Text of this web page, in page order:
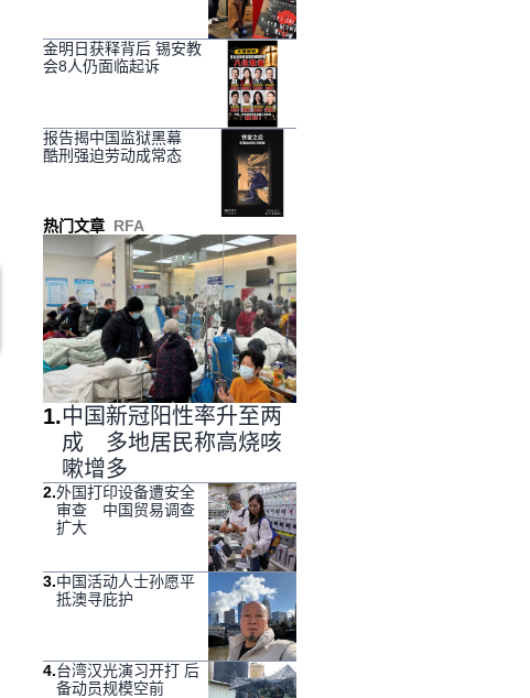
金明日获释背后 锡安教
会8人仍面临起诉
报告揭中国监狱黑幕
酷刑强迫劳动成常态
热门文章 RFA
1.中国新冠阳性率升至两
成 多地居民称高烧咳
嗽增多
2.外国打印设备遭安全
审查 中国贸易调查
扩大
3.中国活动人士孙愿平
抵澳寻庇护
4.台湾汉光演习开打 后
备动员规模空前